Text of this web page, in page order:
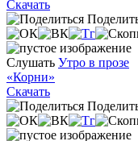
Скачать
Слушать Утро в прозе
«Корни»
Скачать